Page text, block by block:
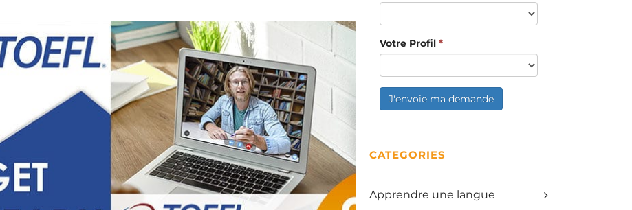
Votre Profil *
J'envoie ma demande
CATEGORIES
Apprendre une langue